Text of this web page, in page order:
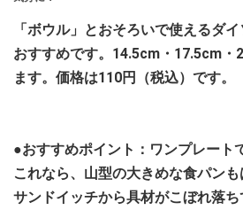
「ボウル」とおそろいで使えるダ
おすすめです。14.5cm・17.5cm・
ます。価格は110円（税込）です。
●おすすめポイント：ワンプレー
これなら、山型の大きめな食パンも
サンドイッチから具材がこぼれ落ち